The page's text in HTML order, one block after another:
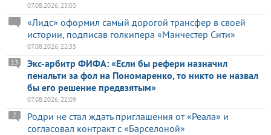
07.08.2026, 23:03
«Лидс» оформил самый дорогой трансфер в своей
истории, подписав голкипера «Манчестер Сити»
07.08.2026, 22:35
Экс-арбитр ФИФА: «Если бы рефери назначил
пенальти за фол на Пономаренко, то никто не назвал
бы его решение предвзятым»
13
07.08.2026, 22:09
Родри не стал ждать приглашения от «Реала» и
согласовал контракт с «Барселоной»
7